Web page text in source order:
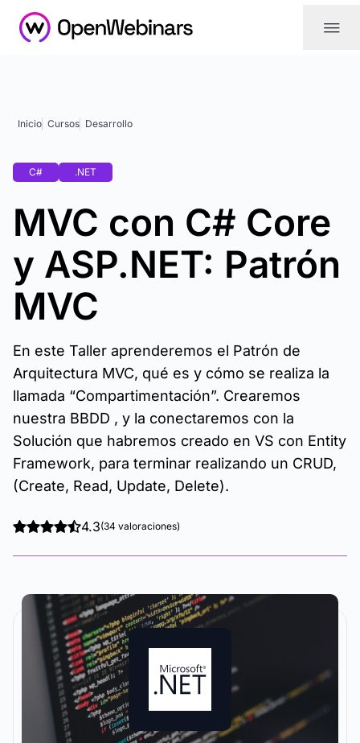
|||
Inicio Cursos Desarrollo
C# .NET
MVC con C# Core
y ASP.NET: Patrón
MVC
En este Taller aprenderemos el Patrón de
Arquitectura MVC, qué es y cómo se realiza la
llamada “Compartimentación”. Crearemos
nuestra BBDD , y la conectaremos con la
Solución que habremos creado en VS con Entity
Framework, para terminar realizando un CRUD,
(Create, Read, Update, Delete).
4.3(34 valoraciones)